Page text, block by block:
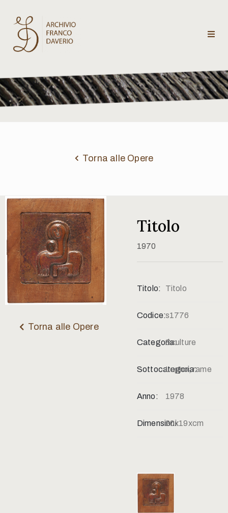
Archivio
Franco
Daverio
critici
Contatti
Torna alle Opere
Torna alle Opere
Titolo
1970
Titolo: Titolo
Codice:s1776
Categoria:Sculture
Sottocategoria:
Legno, rame
Anno: 1978
Dimensioni:20x19xcm